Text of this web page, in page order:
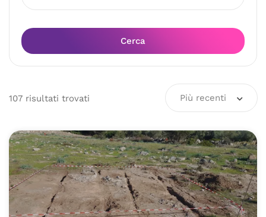
Cerca
107 risultati trovati Più recenti